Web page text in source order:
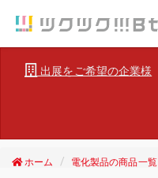
出展をご希望の企業様
ホーム 電化製品の商品一覧